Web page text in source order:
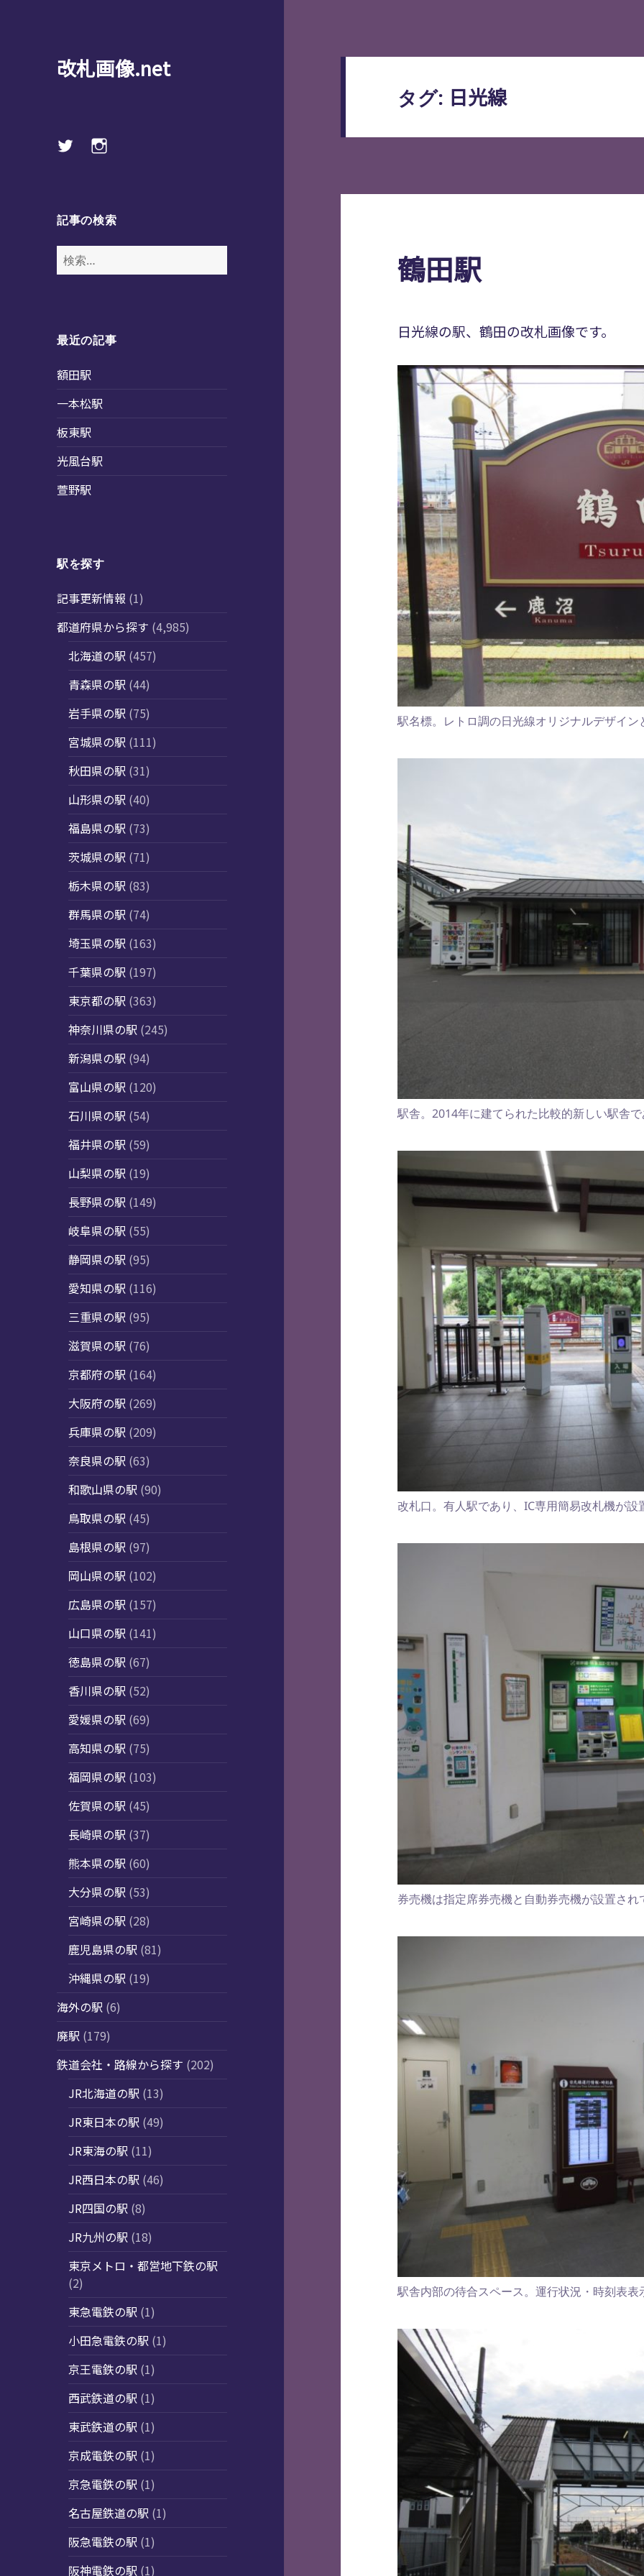
改札画像.net
Twitterinstagram
記事の検索
検
索:
最近の記事
額田駅
一本松駅
板東駅
光風台駅
萱野駅
駅を探す
記事更新情報 (1)
都道府県から探す (4,985)
北海道の駅 (457)
青森県の駅 (44)
岩手県の駅 (75)
宮城県の駅 (111)
秋田県の駅 (31)
山形県の駅 (40)
福島県の駅 (73)
茨城県の駅 (71)
栃木県の駅 (83)
群馬県の駅 (74)
埼玉県の駅 (163)
千葉県の駅 (197)
東京都の駅 (363)
神奈川県の駅 (245)
新潟県の駅 (94)
富山県の駅 (120)
石川県の駅 (54)
福井県の駅 (59)
山梨県の駅 (19)
長野県の駅 (149)
岐阜県の駅 (55)
静岡県の駅 (95)
愛知県の駅 (116)
三重県の駅 (95)
滋賀県の駅 (76)
京都府の駅 (164)
大阪府の駅 (269)
兵庫県の駅 (209)
奈良県の駅 (63)
和歌山県の駅 (90)
鳥取県の駅 (45)
島根県の駅 (97)
岡山県の駅 (102)
広島県の駅 (157)
山口県の駅 (141)
徳島県の駅 (67)
香川県の駅 (52)
愛媛県の駅 (69)
高知県の駅 (75)
福岡県の駅 (103)
佐賀県の駅 (45)
長崎県の駅 (37)
熊本県の駅 (60)
大分県の駅 (53)
宮崎県の駅 (28)
鹿児島県の駅 (81)
沖縄県の駅 (19)
海外の駅 (6)
廃駅 (179)
鉄道会社・路線から探す (202)
JR北海道の駅 (13)
JR東日本の駅 (49)
JR東海の駅 (11)
JR西日本の駅 (46)
JR四国の駅 (8)
JR九州の駅 (18)
東京メトロ・都営地下鉄の駅
(2)
東急電鉄の駅 (1)
小田急電鉄の駅 (1)
京王電鉄の駅 (1)
西武鉄道の駅 (1)
東武鉄道の駅 (1)
京成電鉄の駅 (1)
京急電鉄の駅 (1)
名古屋鉄道の駅 (1)
阪急電鉄の駅 (1)
阪神電鉄の駅 (1)
タグ: 日光線
鶴田駅
日光線の駅、鶴田の改札画像です。
駅名標。レトロ調の日光線オリジナルデザイン
駅舎。2014年に建てられた比較的新しい駅舎
改札口。有人駅であり、IC専用簡易改札機が設
券売機は指定席券売機と自動券売機が設置され
駅舎内部の待合スペース。運行状況・時刻表